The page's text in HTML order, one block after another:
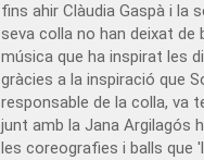
fins ahir Clàudia Gaspà i la
seva colla no han deixat de
música que ha inspirat les
gràcies a la inspiració que
responsable de la colla, va
junt amb la Jana Argilagós
les coreografies i balls que